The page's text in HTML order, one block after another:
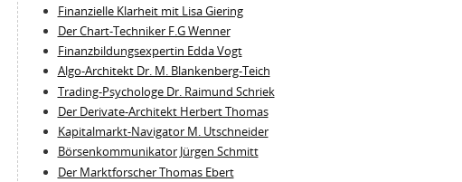
Finanzielle Klarheit mit Lisa Giering
Der Chart-Techniker F.G Wenner
Finanzbildungsexpertin Edda Vogt
Algo‑Architekt Dr. M. Blankenberg‑Teich
Trading-Psychologe Dr. Raimund Schriek
Der Derivate‑Architekt Herbert Thomas
Kapitalmarkt-Navigator M. Utschneider
Börsenkommunikator Jürgen Schmitt
Der Marktforscher Thomas Ebert